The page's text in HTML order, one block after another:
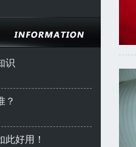
识
？
好用！